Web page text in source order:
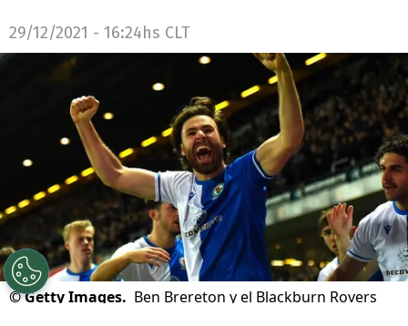
29/12/2021 - 16:24hs CLT
©Getty Images. Ben Brereton y el Blackburn Rovers